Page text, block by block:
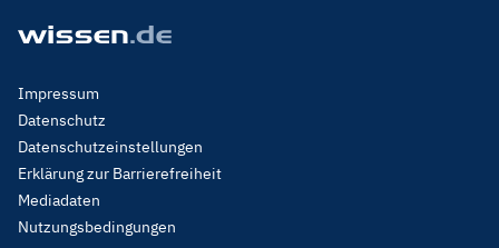
Footer
Menu
Legal
Impressum
Datenschutz
Datenschutzeinstellungen
Erklärung zur Barrierefreiheit
Mediadaten
Nutzungsbedingungen